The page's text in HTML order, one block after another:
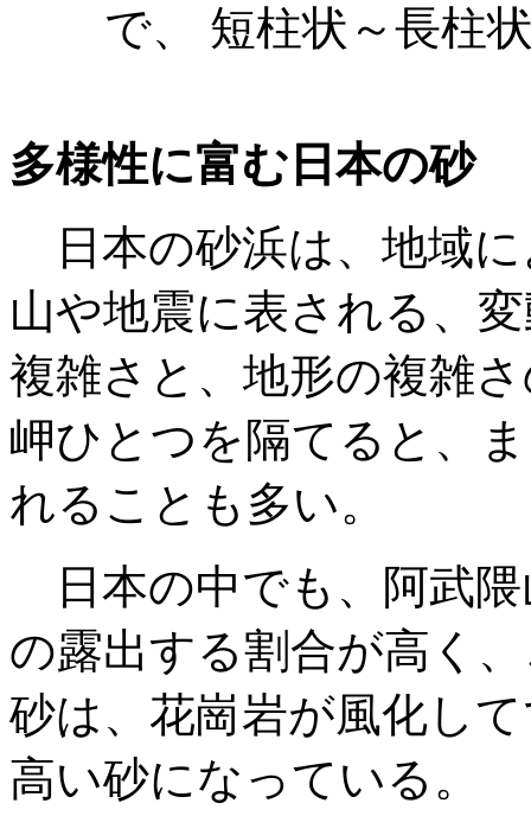
で、 短柱状～長柱
多様性に富む日本の砂
日本の砂浜は、地域
山や地震に表される、
複雑さと、地形の複雑
岬ひとつを隔てると、
れることも多い。
日本の中でも、阿武隈
の露出する割合が高く
砂は、花崗岩が風化し
高い砂になっている。